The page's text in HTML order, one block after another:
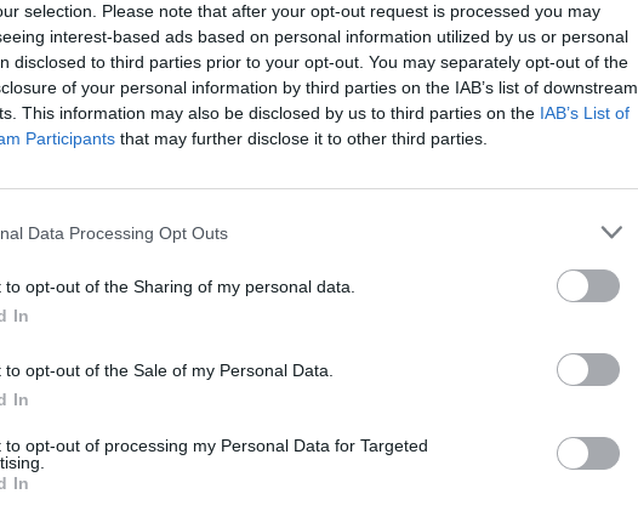
selection. Please note that after your opt-out request is processed you may
interest-based ads based on personal information utilized by us or personal
disclosed to third parties prior to your opt-out. You may separately opt-out of the
of your personal information by third parties on the IAB’s list of downstream
This information may also be disclosed by us to third parties on the IAB’s List of
Participants that may further disclose it to other third parties.
Data Processing Opt Outs
to opt-out of the Sharing of my personal data.
In
to opt-out of the Sale of my Personal Data.
In
to opt-out of processing my Personal Data for Targeted
In
elétrica pintada na mesma cor da carroçaria,
“last mile” para a cidade.
alvo de personalização, com as baquets
tecido com um padrão que condiz com a vistosa cor
se como o grande ponto de destaque num